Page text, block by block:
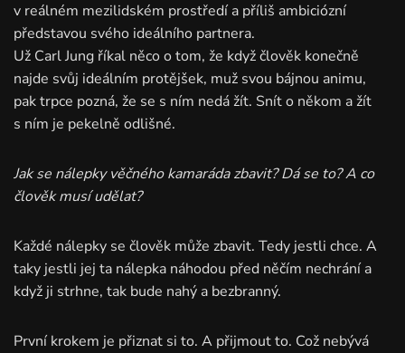
v reálném mezilidském prostředí a příliš ambiciózní
představou svého ideálního partnera.
Už Carl Jung říkal něco o tom, že když člověk konečně
najde svůj ideálním protějšek, muž svou bájnou animu,
pak trpce pozná, že se s ním nedá žít. Snít o někom a žít
s ním je pekelně odlišné.
Jak se nálepky věčného kamaráda zbavit? Dá se to? A co
člověk musí udělat?
Každé nálepky se člověk může zbavit. Tedy jestli chce. A
taky jestli jej ta nálepka náhodou před něčím nechrání a
když ji strhne, tak bude nahý a bezbranný.
První krokem je přiznat si to. A přijmout to. Což nebývá